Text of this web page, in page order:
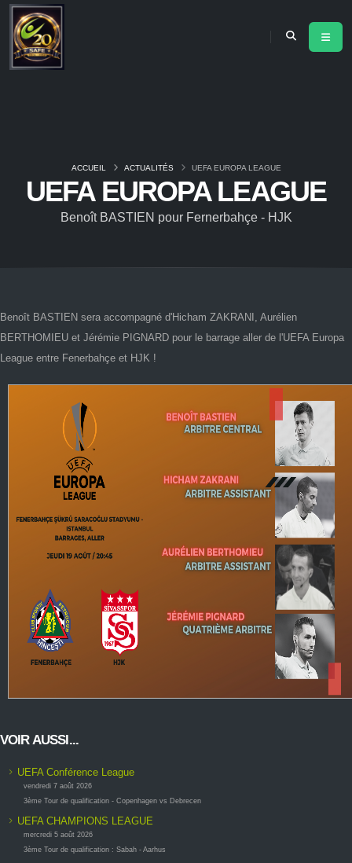
UEFA EUROPA LEAGUE
Benoît BASTIEN pour Fernerbahçe - HJK
ACCUEIL ACTUALITÉS UEFA EUROPA LEAGUE
Benoît BASTIEN sera accompagné d'Hicham ZAKRANI, Aurélien
BERTHOMIEU et Jérémie PIGNARD pour le barrage aller de l'UEFA Europa
League entre Fenerbahçe et HJK !
VOIR AUSSI...
UEFA Conférence League
vendredi 7 août 2026
3ème Tour de qualification - Copenhagen vs Debrecen
UEFA CHAMPIONS LEAGUE
mercredi 5 août 2026
3ème Tour de qualification : Sabah - Aarhus